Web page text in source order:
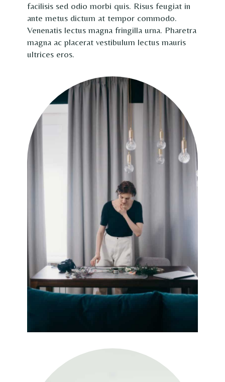
facilisis sed odio morbi quis. Risus feugiat in
ante metus dictum at tempor commodo.
Venenatis lectus magna fringilla urna. Pharetra
magna ac placerat vestibulum lectus mauris
ultrices eros.